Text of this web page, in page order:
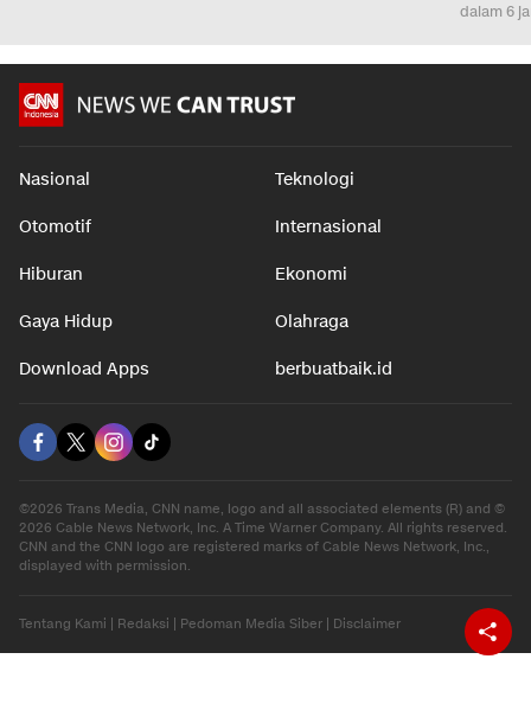
dalam 6
Nasional Teknologi
Otomotif Internasional
Hiburan Ekonomi
Gaya Hidup Olahraga
Download Apps berbuatbaik.id
©2026 Trans Media, CNN name, logo and all associated elements (R) and ©
2026 Cable News Network, Inc. A Time Warner Company. All rights reserved.
CNN and the CNN logo are registered marks of Cable News Network, Inc.,
displayed with permission.
Tentang Kami Redaksi Pedoman Media Siber Disclaimer